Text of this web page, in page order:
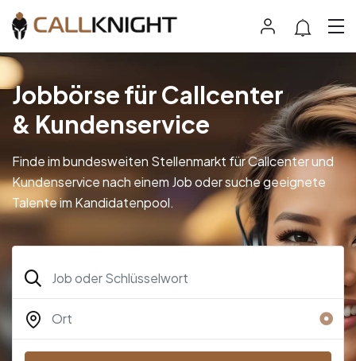
Jobbörse für Callcenter
& Kundenservice
Finde im bundesweiten Stellenmarkt für Callcenter und
Kundenservice nach einem Job oder suche geeignete
Talente im Kandidatenpool.